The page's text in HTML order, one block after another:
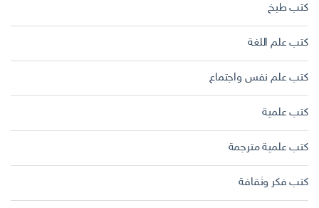
كتب طبخ
كتب علم اللغة
كتب علم نفس واجتماع
كتب علمية
كتب علمية مترجمة
كتب فكر وثقافة